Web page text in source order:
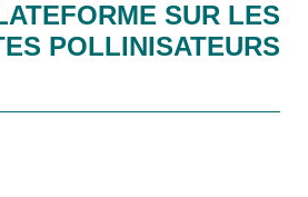
SUR LES
POLLINISATEURS